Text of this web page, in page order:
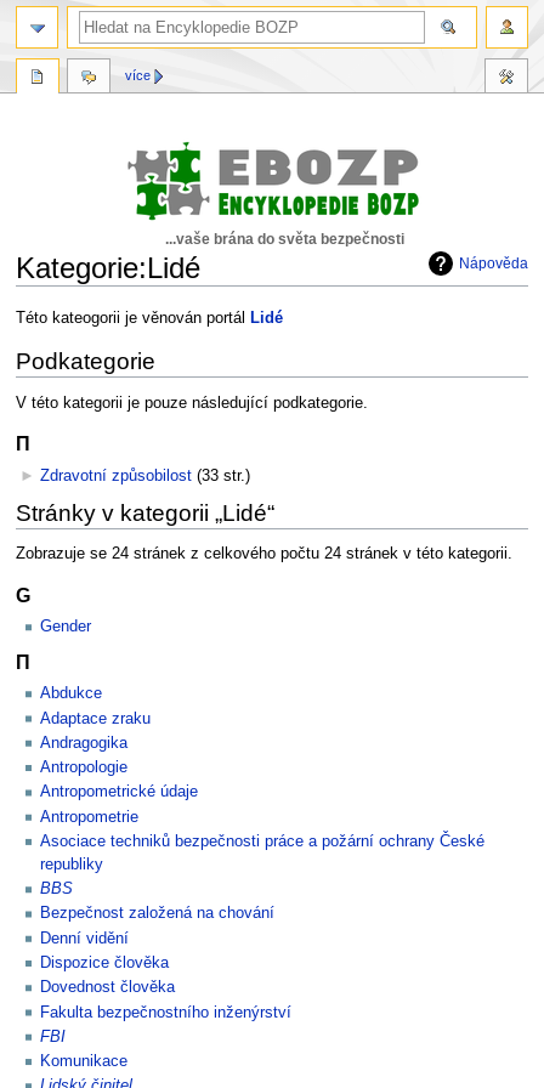
...vaše brána do světa bezpečnosti
Nápověda
Kategorie:Lidé
Skočit
navigaci
Skočit
vyhledávání
Této kateogorii je věnován portál Lidé
Podkategorie
V této kategorii je pouze následující podkategorie.
Π
► Zdravotní způsobilost‎ (33 str.)
Stránky v kategorii „Lidé“
Zobrazuje se 24 stránek z celkového počtu 24 stránek v této kategorii.
G
Gender
Π
Abdukce
Adaptace zraku
Andragogika
Antropologie
Antropometrické údaje
Antropometrie
Asociace techniků bezpečnosti práce a požární ochrany České
republiky
BBS
Bezpečnost založená na chování
Denní vidění
Dispozice člověka
Dovednost člověka
Fakulta bezpečnostního inženýrství
FBI
Komunikace
více